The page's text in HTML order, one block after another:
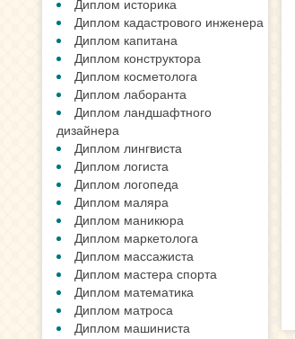
Диплом историка
Диплом кадастрового инженера
Диплом капитана
Диплом конструктора
Диплом косметолога
Диплом лаборанта
Диплом ландшафтного
дизайнера
Диплом лингвиста
Диплом логиста
Диплом логопеда
Диплом маляра
Диплом маникюра
Диплом маркетолога
Диплом массажиста
Диплом мастера спорта
Диплом математика
Диплом матроса
Диплом машиниста